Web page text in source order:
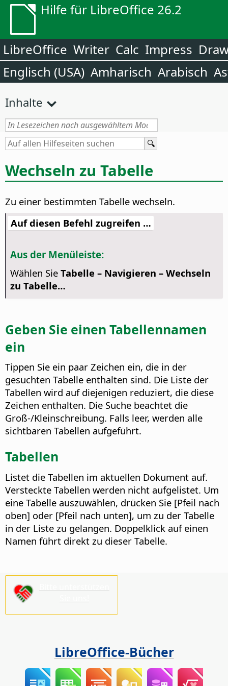
Hilfe für LibreOffice 26.2
LibreOffice Writer Calc Impress
Englisch (USA) Amharisch Arabisch
Inhalte
Wechseln zu Tabelle
Zu einer bestimmten Tabelle wechseln.
Auf diesen Befehl zugreifen …
Aus der Menüleiste:
Wählen Sie Tabelle – Navigieren – Wechseln
zu Tabelle…
Geben Sie einen Tabellennamen
ein
Tippen Sie ein paar Zeichen ein, die in der
gesuchten Tabelle enthalten sind. Die Liste der
Tabellen wird auf diejenigen reduziert, die diese
Zeichen enthalten. Die Suche beachtet die
Groß-/Kleinschreibung. Falls leer, werden alle
sichtbaren Tabellen aufgeführt.
Tabellen
Listet die Tabellen im aktuellen Dokument auf.
Versteckte Tabellen werden nicht aufgelistet. Um
eine Tabelle auszuwählen, drücken Sie [Pfeil nach
oben] oder [Pfeil nach unten], um zu der Tabelle
in der Liste zu gelangen. Doppelklick auf einen
Namen führt direkt zu dieser Tabelle.
LibreOffice-Bücher